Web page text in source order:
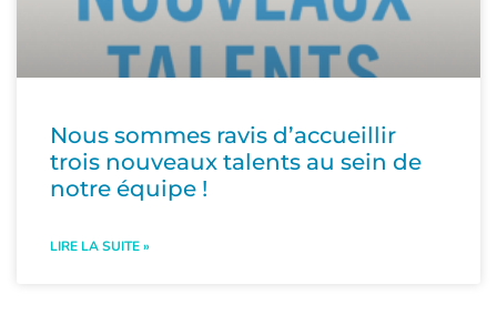
Nous sommes ravis d’accueillir
trois nouveaux talents au sein de
notre équipe !
LIRE LA SUITE »